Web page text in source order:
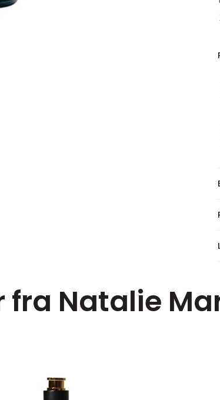
fra Natalie